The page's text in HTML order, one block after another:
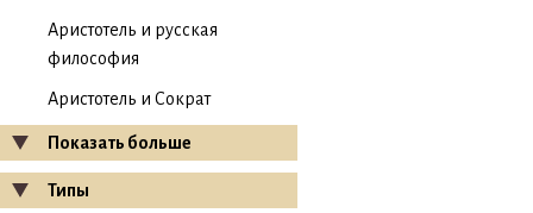
Аристотель и русская
философия
Аристотель и Сократ
Показать больше
Типы